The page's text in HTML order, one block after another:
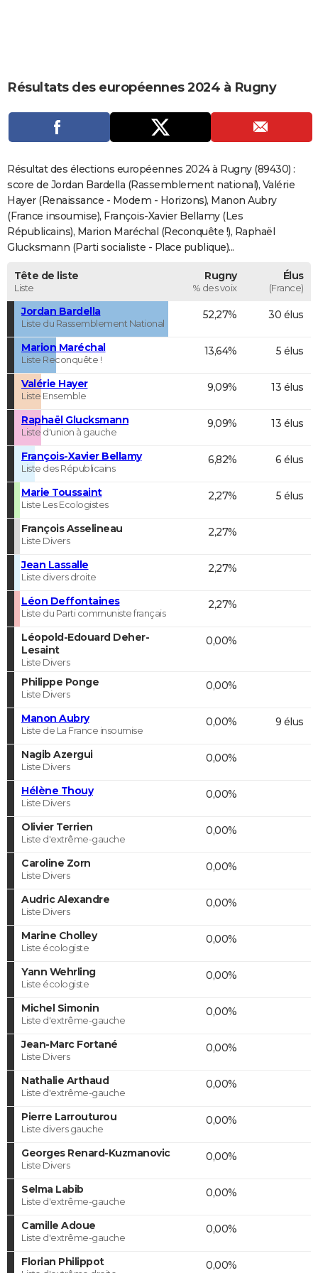
Carte de Noël
Carte Bonne année
Carte Saint-Valentin
Carte Pâques
Carte d'anniversaire
DICTIONNAIRE
COPAINS D'AVANT
S'inscrire
Se connecter
Lycées
Collèges
Primaires
Universités
Entreprises
Service militaire
Avis de recherche
AVIS DE DÉCÈS
FORUM
Bricolage
Lifestyle
Culture
Sport
Auto
Television
Voyage
Cinema
Résultats des européennes 2024 à Rugny
Résultat des élections européennes 2024 à Rugny (89430) :
score de Jordan Bardella (Rassemblement national), Valérie
Hayer (Renaissance - Modem - Horizons), Manon Aubry
(France insoumise), François-Xavier Bellamy (Les
Républicains), Marion Maréchal (Reconquête !), Raphaël
Glucksmann (Parti socialiste - Place publique)...
Tête de liste
Liste
Rugny
% des voix
Élus
(France)
Jordan Bardella
Liste du Rassemblement National
52,27% 30 élus
Marion Maréchal
Liste Reconquête !
13,64% 5 élus
Valérie Hayer
Liste Ensemble
9,09% 13 élus
Raphaël Glucksmann
Liste d'union à gauche
9,09% 13 élus
François-Xavier Bellamy
Liste des Républicains
6,82% 6 élus
Marie Toussaint
Liste Les Ecologistes
2,27% 5 élus
François Asselineau
Liste Divers
2,27%
Jean Lassalle
Liste divers droite
2,27%
Léon Deffontaines
Liste du Parti communiste français
2,27%
Léopold-Edouard Deher-
Lesaint
Liste Divers
0,00%
Philippe Ponge
Liste Divers
0,00%
Manon Aubry
Liste de La France insoumise
0,00% 9 élus
Nagib Azergui
Liste Divers
0,00%
Hélène Thouy
Liste Divers
0,00%
Olivier Terrien
Liste d'extrême-gauche
0,00%
Caroline Zorn
Liste Divers
0,00%
Audric Alexandre
Liste Divers
0,00%
Marine Cholley
Liste écologiste
0,00%
Yann Wehrling
Liste écologiste
0,00%
Michel Simonin
Liste d'extrême-gauche
0,00%
Jean-Marc Fortané
Liste Divers
0,00%
Nathalie Arthaud
Liste d'extrême-gauche
0,00%
Pierre Larrouturou
Liste divers gauche
0,00%
Georges Renard-Kuzmanovic
Liste Divers
0,00%
Selma Labib
Liste d'extrême-gauche
0,00%
Camille Adoue
Liste d'extrême-gauche
0,00%
Florian Philippot 0,00%